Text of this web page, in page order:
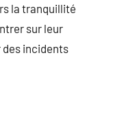
la tranquillité
sur leur
des incidents